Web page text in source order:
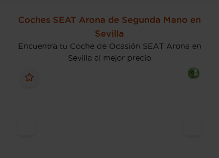
Coches SEAT Arona de Segunda Mano en
Sevilla
Encuentra tu Coche de Ocasión SEAT Arona en
Sevilla al mejor precio